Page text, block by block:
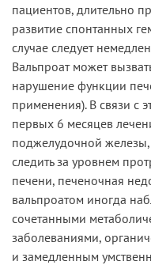
пациентов, длительно
развитие спонтанных
случае следует
Вальпроат может
нарушение функции
применения). В связи с
первых 6 месяцев
поджелудочной
следить за уровнем
печени, печеночная
вальпроатом иногда
сочетанными
заболеваниями,
и замедленным